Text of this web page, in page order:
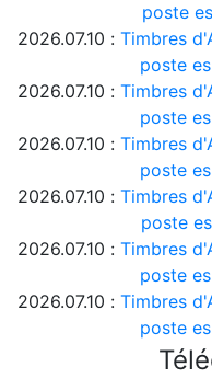
poste
2026.07.10 : Timbres
poste
2026.07.10 : Timbres
poste
2026.07.10 : Timbres
poste
2026.07.10 : Timbres
poste
2026.07.10 : Timbres
poste
2026.07.10 : Timbres
poste